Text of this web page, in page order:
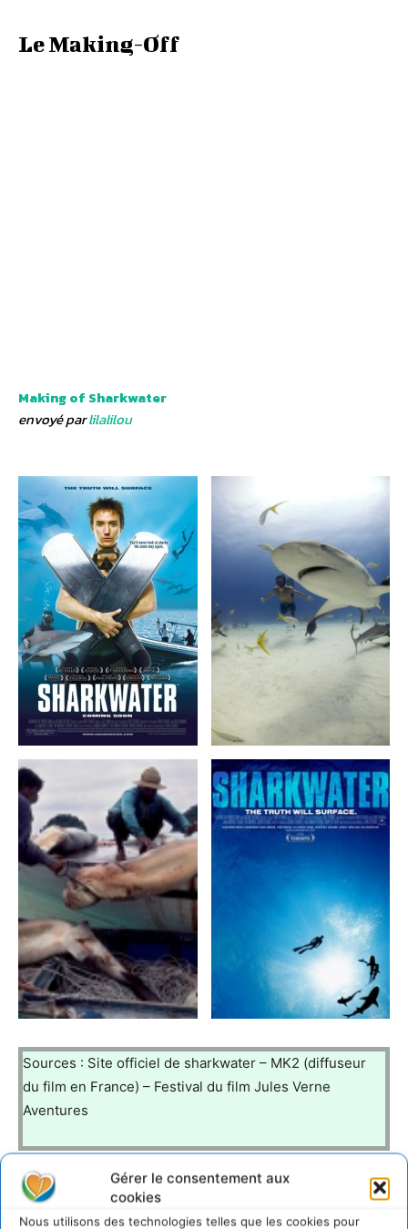
Gérer le consentement aux
cookies
Nous utilisons des technologies telles que les cookies pour
Le Making-Off
Making of Sharkwater
envoyé parlilalilou
Sources : Site officiel de sharkwater – MK2 (diffuseur
du film en France) – Festival du film Jules Verne
Aventures
http://www.sharkwater.com/